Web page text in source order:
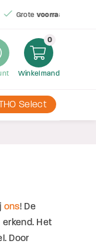
0
Winkelmand
Select
ons! De
Het
Door